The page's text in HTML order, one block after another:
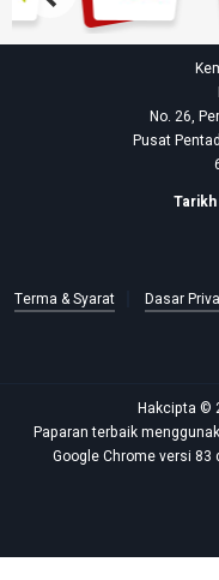
No. 26,
Pusat
Terma & Syarat Dasar
Hakcipta ©
Paparan terbaik
Google Chrome versi